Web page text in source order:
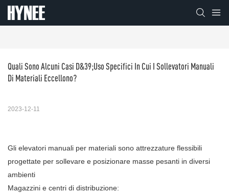
Quali Sono Alcuni Casi D&39;uso Specifici In Cui I Sollevatori Manuali
Di Materiali Eccellono?
2023-12-11
Gli elevatori manuali per materiali sono attrezzature flessibili
progettate per sollevare e posizionare masse pesanti in diversi
ambienti
Magazzini e centri di distribuzione: